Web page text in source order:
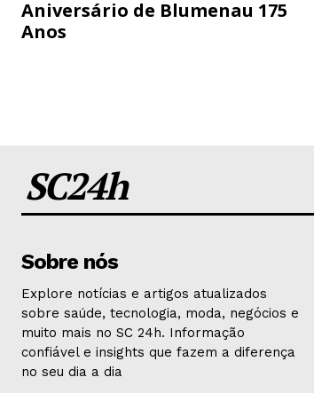
Aniversário de Blumenau 175
Anos
SC24h
Sobre nós
Explore notícias e artigos atualizados
sobre saúde, tecnologia, moda, negócios e
muito mais no SC 24h. Informação
confiável e insights que fazem a diferença
no seu dia a dia